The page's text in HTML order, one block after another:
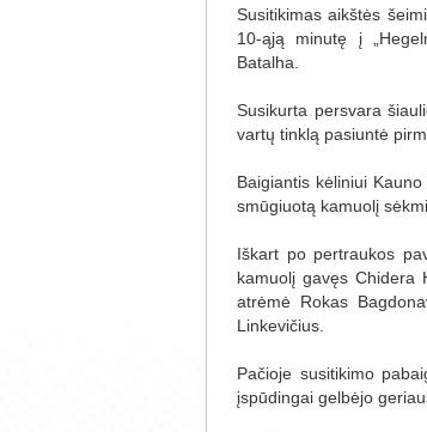
Susitikimas aikštės
10-ąją minutę į
Batalha.
Susikurta persvara
vartų tinklą pasiuntė
Baigiantis kėliniui
smūgiuotą kamuolį
Iškart po pertraukos
kamuolį gavęs Chidera
atrėmė Rokas
Linkevičius.
Pačioje susitikimo
įspūdingai gelbėjo